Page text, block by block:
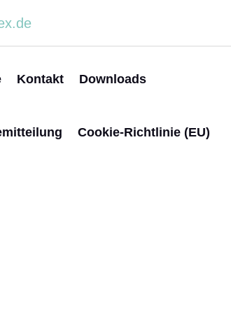
Kontakt Downloads
Cookie-Richtlinie (EU)